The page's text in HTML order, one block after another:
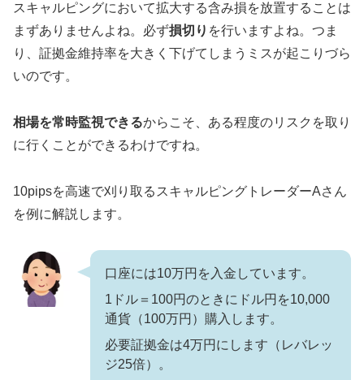
スキャルピングにおいて拡大する含み損を放置することは
まずありませんよね。必ず損切り を行いますよね。つま
り、証拠金維持率を大きく下げてしまうミスが起こりづら
いのです。
相場を常時監視できるからこそ、ある程度のリスクを取り
に行くことができるわけですね。
10pipsを高速で刈り取るスキャルピングトレーダーAさん
を例に解説します。
口座には10万円を入金しています。
1ドル＝100円のときにドル円を10,000
通貨（100万円）購入します。
必要証拠金は4万円にします（レバレッ
ジ25倍）。